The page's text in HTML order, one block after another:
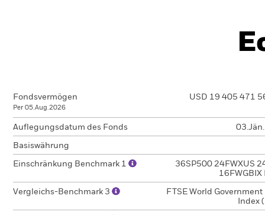
Fondsvermögen
Per 05.Aug.2026
USD 19 405 471
Auflegungsdatum des Fonds
Basiswährung
Einschränkung Benchmark 1
36SP500 24FWXUS
16FWGBIX
Vergleichs-Benchmark 3
FTSE World Government
Index